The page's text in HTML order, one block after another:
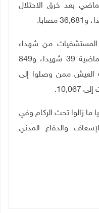
مارس الماضي بعد خرق الاحتلال
من شهداء
المساعدات خلال الساعات الـ24 الماضية 39 شهيدا، و849
العيش ممن وصلوا إلى
زالوا تحت الركام وفي
والدفاع المدني